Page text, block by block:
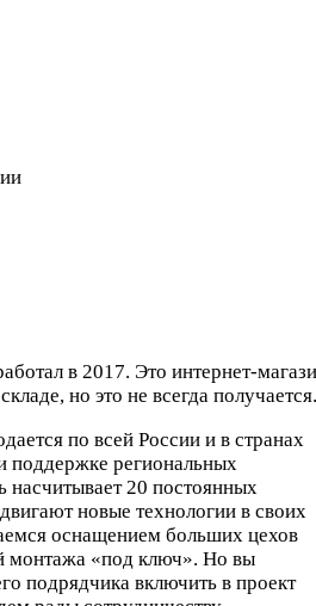
в 2017. Это интернет-
но это не всегда
по всей России и в странах
поддержке региональных
насчитывает 20 постоянных
новые технологии в своих
оснащением больших цехов
монтажа «под ключ». Но вы
подрядчика включить в проект